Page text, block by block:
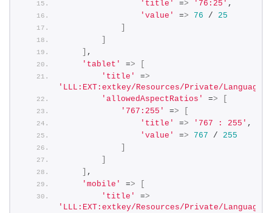
'title' => '76:25' ,
'value'
=> 76 / 25
]
]
] ,
'tablet'
=>
[
'title'
=>
'LLL:EXT:extkey/Resources/Private/
'allowedAspectRatios'
=>
[
'767:255'
=>
[
'title'
=> '767 : 255' ,
'value'
=> 767 / 255
]
]
] ,
'mobile'
=>
[
'title'
=>
'LLL:EXT:extkey/Resources/Private/